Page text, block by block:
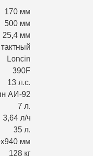
170 мм
500 мм
25,4 мм
Loncin
390F
13 л.с.
АИ-92
7 л.
3,64 л/ч
35 л.
мм
128 кг